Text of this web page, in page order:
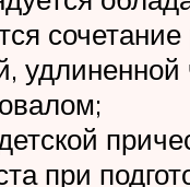
при